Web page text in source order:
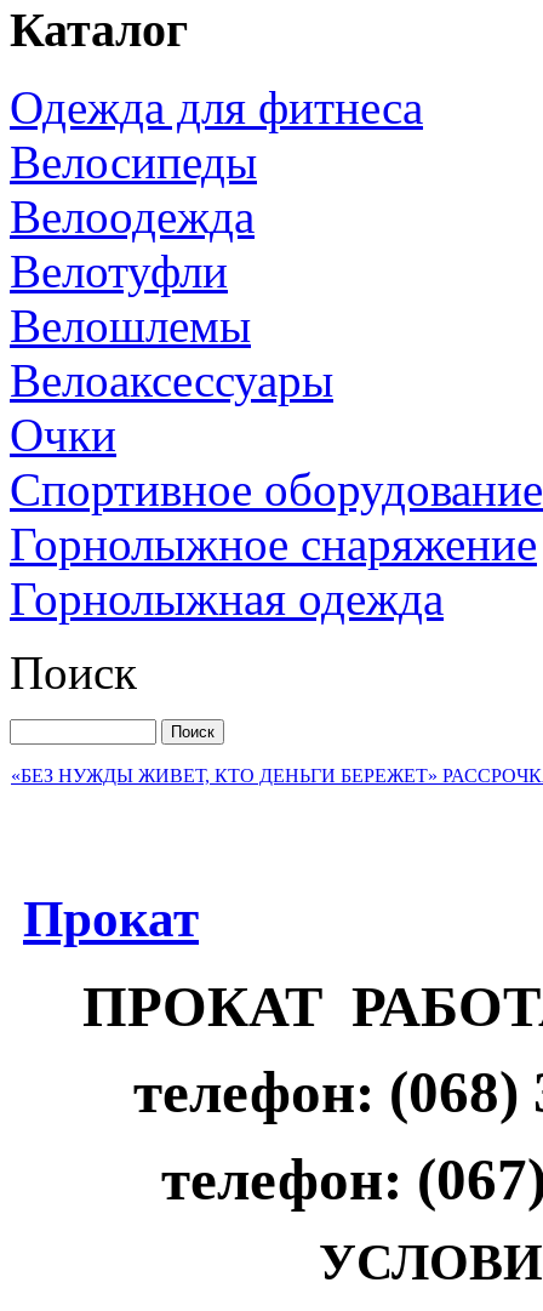
Каталог
Одежда для фитнеса
Велосипеды
Велоодежда
Велотуфли
Велошлемы
Велоаксессуары
Очки
Спортивное оборудование
Горнолыжное снаряжение
Горнолыжная одежда
Поиск
«БЕЗ НУЖДЫ ЖИВЕТ, КТО ДЕНЬГИ БЕРЕЖЕТ» РАССРОЧКА на
Прокат
ПРОКАТ
телефон: (068)
телефон: